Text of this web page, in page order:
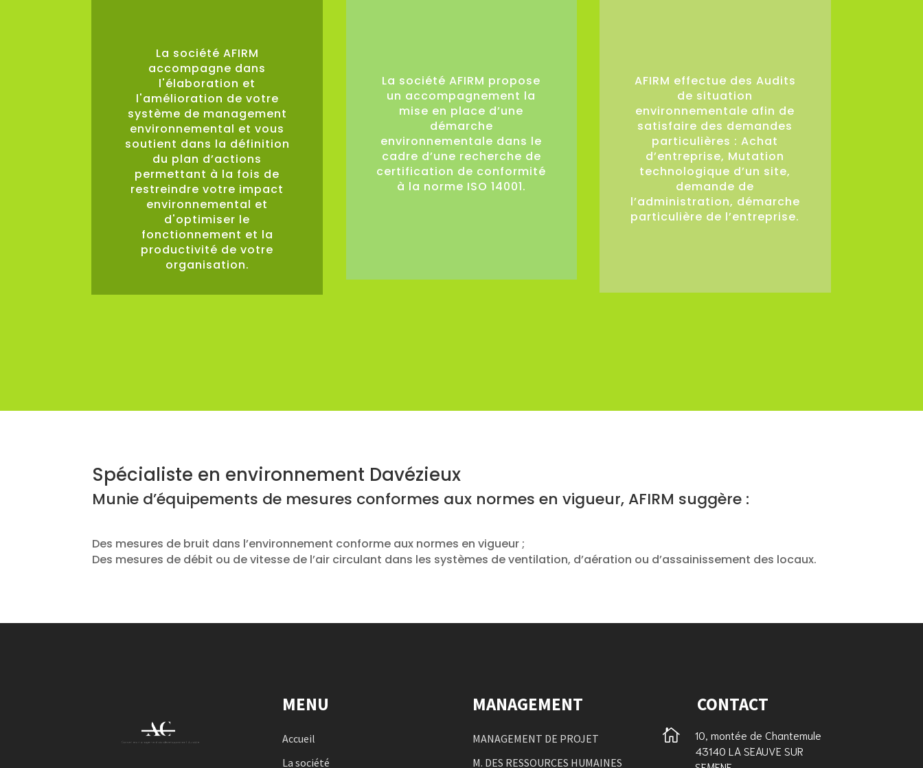
La société AFIRM
accompagne dans
l'élaboration et
l'amélioration de votre
système de management
environnemental et vous
soutient dans la définition
du plan d’actions
permettant à la fois de
restreindre votre impact
environnemental et
d'optimiser le
fonctionnement et la
productivité de votre
organisation.
La société AFIRM propose
un accompagnement la
mise en place d’une
démarche
environnementale dans le
cadre d’une recherche de
certification de conformité
à la norme ISO 14001.
AFIRM effectue des Audits
de situation
environnementale afin de
satisfaire des demandes
particulières : Achat
d’entreprise, Mutation
technologique d’un site,
demande de
l’administration, démarche
particulière de l’entreprise.
Spécialiste en environnement Davézieux
Munie d’équipements de mesures conformes aux normes en vigueur, AFIRM suggère :
Des mesures de bruit dans l’environnement conforme aux normes en vigueur ;
Des mesures de débit ou de vitesse de l’air circulant dans les systèmes de ventilation, d’aération ou d’assainissement des locaux.
MENU
Accueil
La société
MANAGEMENT
MANAGEMENT DE PROJET
M. DES RESSOURCES HUMAINES
CONTACT

10, montée de Chantemule
43140 LA SEAUVE SUR